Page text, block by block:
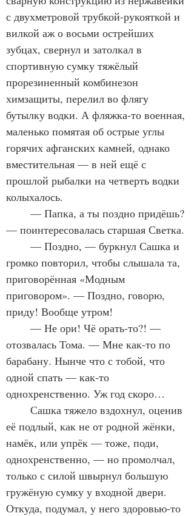
с двухметровой трубкой-рукояткой и
вилкой аж о восьми острейших
зубцах, свернул и затолкал в
спортивную сумку тяжёлый
прорезиненный комбинезон
химзащиты, перелил во флягу
бутылку водки. А фляжка-то военная,
маленько помятая об острые углы
горячих афганских камней, однако
вместительная — в ней ещё с
прошлой рыбалки на четверть водки
колыхалось.
— поинтересовалась старшая Светка.
громко повторил, чтобы слышала та,
приговорённая «Модным
приговором». — Поздно, говорю,
приду! Вообще утром!
отозвалась Тома. — Мне как-то по
барабану. Нынче что с тобой, что
одной спать — как-то
однохренственно. Уж год скоро…
её подлый, как не от родной жёнки,
намёк, или упрёк — тоже, поди,
однохренственно, — но промолчал,
только с силой швырнул большую
гружёную сумку у входной двери.
Откуда, подумал, у него здоровью-то